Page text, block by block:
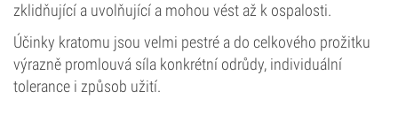
zklidňující a uvolňující a mohou vést až k ospalosti.
Účinky kratomu jsou velmi pestré a do celkového prožitku
výrazně promlouvá síla konkrétní odrůdy, individuální
tolerance i způsob užití.